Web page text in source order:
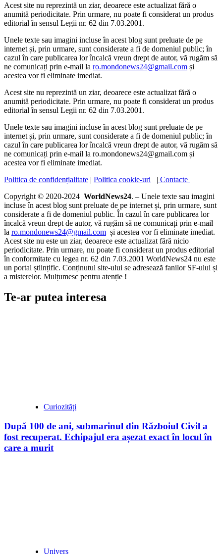
Acest site nu reprezintă un ziar, deoarece este actualizat fără o
anumită periodicitate. Prin urmare, nu poate fi considerat un produs
editorial în sensul Legii nr. 62 din 7.03.2001.
Unele texte sau imagini incluse în acest blog sunt preluate de pe
internet și, prin urmare, sunt considerate a fi de domeniul public; în
cazul în care publicarea lor încalcă vreun drept de autor, vă rugăm să
ne comunicați prin e-mail la ro.mondonews24@gmail.com și
acestea vor fi eliminate imediat.
Acest site nu reprezintă un ziar, deoarece este actualizat fără o
anumită periodicitate. Prin urmare, nu poate fi considerat un produs
editorial în sensul Legii nr. 62 din 7.03.2001.
Unele texte sau imagini incluse în acest blog sunt preluate de pe
internet și, prin urmare, sunt considerate a fi de domeniul public; în
cazul în care publicarea lor încalcă vreun drept de autor, vă rugăm să
ne comunicați prin e-mail la ro.mondonews24@gmail.com și
acestea vor fi eliminate imediat.
Politica de confidențialitate | Politica cookie-uri | Contacte
Copyright © 2020-2024 WorldNews24. – Unele texte sau imagini
incluse în acest blog sunt preluate de pe internet și, prin urmare, sunt
considerate a fi de domeniul public. În cazul în care publicarea lor
încalcă vreun drept de autor, vă rugăm să ne comunicați prin e-mail
la ro.mondonews24@gmail.com și acestea vor fi eliminate imediat.
Acest site nu este un ziar, deoarece este actualizat fără nicio
periodicitate. Prin urmare, nu poate fi considerat un produs editorial
în conformitate cu legea nr. 62 din 7.03.2001 WorldNews24 nu este
un portal științific. Conținutul site-ului se adresează fanilor SF-ului și
a misterelor. Mulțumesc pentru atenție !
Te-ar putea interesa
Curiozități
După 100 de ani, submarinul din Războiul Civil a
fost recuperat. Echipajul era așezat exact în locul în
care a murit
Univers